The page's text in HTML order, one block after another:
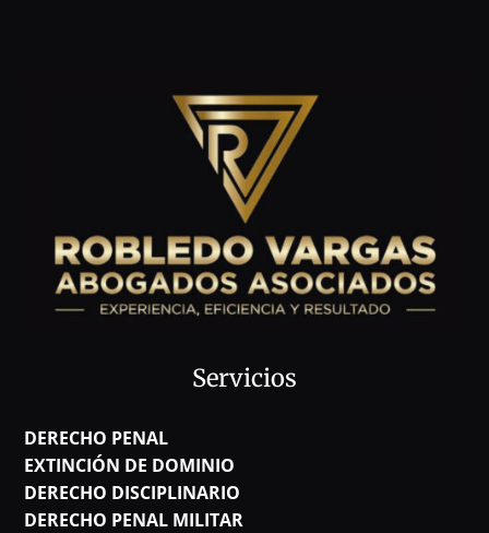
Servicios
DERECHO PENAL
EXTINCIÓN DE DOMINIO
DERECHO DISCIPLINARIO
DERECHO PENAL MILITAR